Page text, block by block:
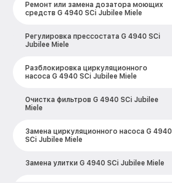
Ремонт или замена дозатора моющих
средств G 4940 SCi Jubilee Miele
Регулировка прессостата G 4940 SCi
Jubilee Miele
Разблокировка циркуляционного
насоса G 4940 SCi Jubilee Miele
Очистка фильтров G 4940 SCi Jubilee
Miele
Замена циркуляционного насоса G 4940
SCi Jubilee Miele
Замена улитки G 4940 SCi Jubilee Miele